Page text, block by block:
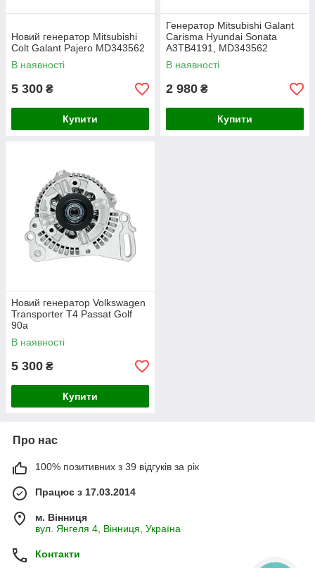
Новий генератор Mitsubishi
Colt Galant Pajero MD343562
В наявності
5 300 ₴
Купити
Генератор Mitsubishi Galant
Carisma Hyundai Sonata
A3TB4191, MD343562
В наявності
2 980 ₴
Купити
Новий генератор Volkswagen
Transporter T4 Passat Golf
90а
В наявності
5 300 ₴
Купити
Про нас
100% позитивних з 39 відгуків за рік
Працює з 17.03.2014
м. Вінниця
вул. Янгеля 4, Вінниця, Україна
Контакти